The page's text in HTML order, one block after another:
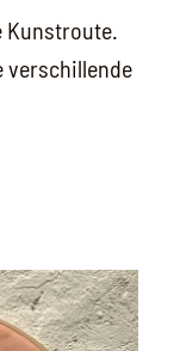
Kunstroute.
verschillende